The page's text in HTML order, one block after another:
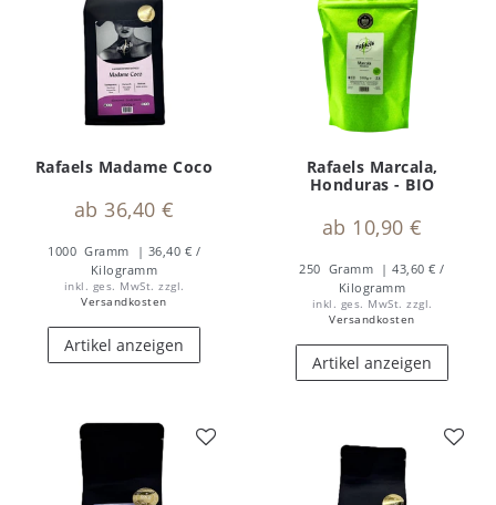
Rafaels Madame Coco
ab 36,40 €
1000 Gramm
| 36,40 € /
Kilogramm
inkl. ges. MwSt. zzgl.
Versandkosten
Artikel anzeigen
Rafaels Marcala,
Honduras - BIO
ab 10,90 €
250 Gramm | 43,60 € /
Kilogramm
inkl. ges. MwSt. zzgl.
Versandkosten
Artikel anzeigen